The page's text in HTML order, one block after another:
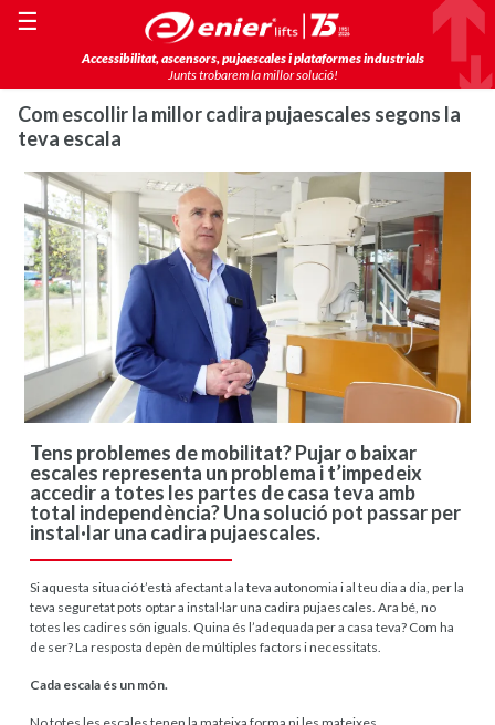
Accessibilitat, ascensors, pujaescales i plataformes industrials
Junts trobarem la millor solució!
☰
Com escollir la millor cadira pujaescales segons la
teva escala
Tens problemes de mobilitat?Pujar o baixar
escales representa un problema i t’impedeix
accedir a totes les partes de casa teva amb
total independència? Una solució pot passar per
instal·lar una cadira pujaescales.
Si aquesta situació t’està afectant a la teva autonomia i al teu dia a dia, per la
teva seguretat pots optar a instal·lar una cadira pujaescales. Ara bé, no
totes les cadires són iguals. Quina és l’adequada per a casa teva? Com ha
de ser? La resposta depèn de múltiples factors i necessitats.
Cada escala és un món.